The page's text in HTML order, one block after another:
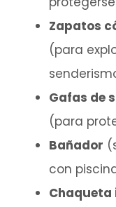
Zapatos
(para
Gafas de
(para
Bañador
con
Chaqueta